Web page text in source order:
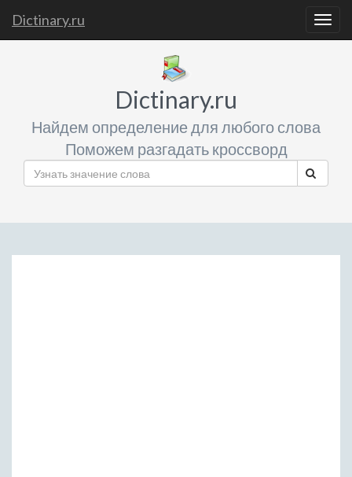
Dictinary.ru
Dictinary.ru
Найдем определение для любого слова
Поможем разгадать кроссворд